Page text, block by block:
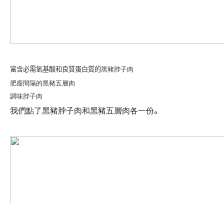
富含必需氧基酸和良質蛋白質的黑豬脖子肉
肥瘦間隔的黑豬五層肉
調味脖子肉
我們點了黑豬脖子肉和黑豬五層肉各一份。